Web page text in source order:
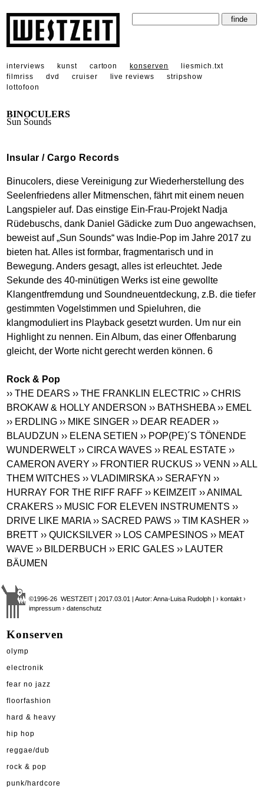
interviews kunst cartoon konserven
liesmich.txt
filmriss
dvd cruiser live reviews
stripshow
lottofoon
BINOCULERS
Sun Sounds
Insular / Cargo Records
Binucolers, diese Vereinigung zur Wiederherstellung des
Seelenfriedens aller Mitmenschen, fährt mit einem neuen
Langspieler auf. Das einstige Ein-Frau-Projekt Nadja
Rüdebuschs, dank Daniel Gädicke zum Duo angewachsen,
beweist auf „Sun Sounds“ was Indie-Pop im Jahre 2017 zu
bieten hat. Alles ist formbar, fragmentarisch und in
Bewegung. Anders gesagt, alles ist erleuchtet. Jede
Sekunde des 40-minütigen Werks ist eine gewollte
Klangentfremdung und Soundneuentdeckung, z.B. die tiefer
gestimmten Vogelstimmen und Spieluhren, die
klangmoduliert ins Playback gesetzt wurden. Um nur ein
Highlight zu nennen. Ein Album, das einer Offenbarung
gleicht, der Worte nicht gerecht werden können. 6
Rock & Pop
›› THE DEARS ›› THE FRANKLIN ELECTRIC ›› CHRIS
BROKAW & HOLLY ANDERSON ›› BATHSHEBA ›› EMEL
›› ERDLING ›› MIKE SINGER ›› DEAR READER ››
BLAUDZUN ›› ELENA SETIEN ›› POP(PE)´S TÖNENDE
WUNDERWELT ›› CIRCA WAVES ›› REAL ESTATE ››
CAMERON AVERY ›› FRONTIER RUCKUS ›› VENN ›› ALL
THEM WITCHES ›› VLADIMIRSKA ›› SERAFYN ››
HURRAY FOR THE RIFF RAFF ›› KEIMZEIT ›› ANIMAL
CRAKERS ›› MUSIC FOR ELEVEN INSTRUMENTS ››
DRIVE LIKE MARIA ›› SACRED PAWS ›› TIM KASHER ››
BRETT ›› QUICKSILVER ›› LOS CAMPESINOS ›› MEAT
WAVE ›› BILDERBUCH ›› ERIC GALES ›› LAUTER
BÄUMEN
©1996-26 WESTZEIT | 2017.03.01 | Autor: Anna-Luisa Rudolph |› kontakt ›
impressum › datenschutz
Konserven
olymp
electronik
fear no jazz
floorfashion
hard & heavy
hip hop
reggae/dub
rock & pop
punk/hardcore